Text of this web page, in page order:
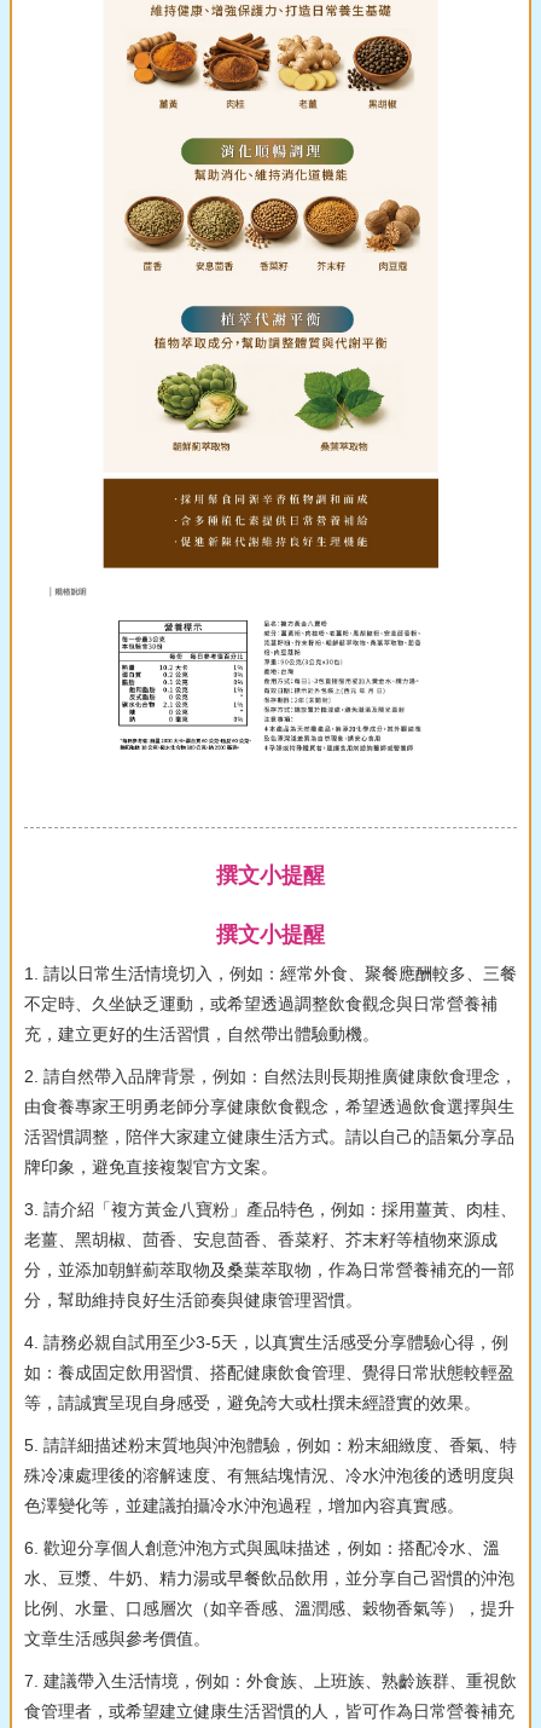
撰文小提醒
撰文小提醒
1. 請以日常生活情境切入，例如：經常外食、聚餐應酬較多、三餐
不定時、久坐缺乏運動，或希望透過調整飲食觀念與日常營養補
充，建立更好的生活習慣，自然帶出體驗動機。
2. 請自然帶入品牌背景，例如：自然法則長期推廣健康飲食理念，
由食養專家王明勇老師分享健康飲食觀念，希望透過飲食選擇與生
活習慣調整，陪伴大家建立健康生活方式。請以自己的語氣分享品
牌印象，避免直接複製官方文案。
3. 請介紹「複方黃金八寶粉」產品特色，例如：採用薑黃、肉桂、
老薑、黑胡椒、茴香、安息茴香、香菜籽、芥末籽等植物來源成
分，並添加朝鮮薊萃取物及桑葉萃取物，作為日常營養補充的一部
分，幫助維持良好生活節奏與健康管理習慣。
4. 請務必親自試用至少3-5天，以真實生活感受分享體驗心得，例
如：養成固定飲用習慣、搭配健康飲食管理、覺得日常狀態較輕盈
等，請誠實呈現自身感受，避免誇大或杜撰未經證實的效果。
5. 請詳細描述粉末質地與沖泡體驗，例如：粉末細緻度、香氣、特
殊冷凍處理後的溶解速度、有無結塊情況、冷水沖泡後的透明度與
色澤變化等，並建議拍攝冷水沖泡過程，增加內容真實感。
6. 歡迎分享個人創意沖泡方式與風味描述，例如：搭配冷水、溫
水、豆漿、牛奶、精力湯或早餐飲品飲用，並分享自己習慣的沖泡
比例、水量、口感層次（如辛香感、溫潤感、穀物香氣等），提升
文章生活感與參考價值。
7. 建議帶入生活情境，例如：外食族、上班族、熟齡族群、重視飲
食管理者，或希望建立健康生活習慣的人，皆可作為日常營養補充